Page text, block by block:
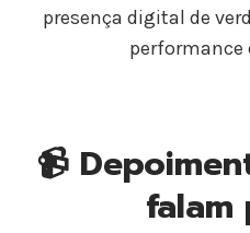
presença digital de
performance
📹
falam